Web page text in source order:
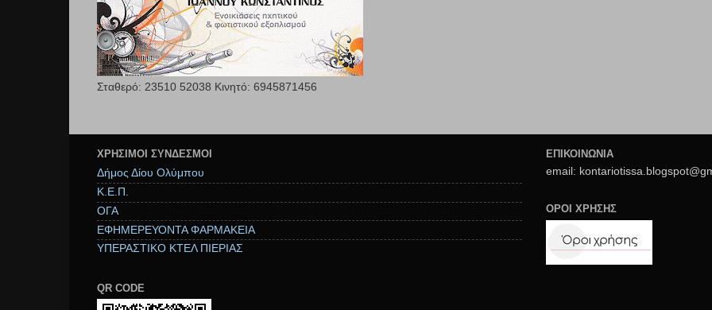
Σταθερό: 23510 52038 Κινητό: 6945871456
ΧΡΉΣΙΜΟΙ ΣΥΝΔΕΣΜΟΙ
Δήμος Δίου Ολύμπου
Κ.Ε.Π.
ΟΓΑ
ΕΦΗΜΕΡΕΥΟΝΤΑ ΦΑΡΜΑΚΕΙΑ
ΥΠΕΡΑΣΤΙΚΟ ΚΤΕΛ ΠΙΕΡΙΑΣ
QR CODE
ΕΠΙΚΟΙΝΩΝΙΑ
email:
ΟΡΟΙ ΧΡΗΣΗΣ